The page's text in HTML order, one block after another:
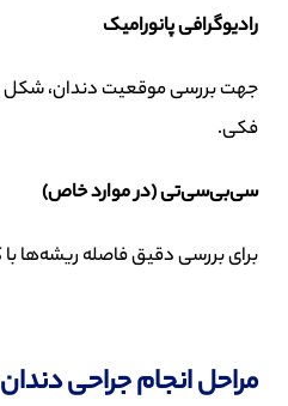
رادیوگرافی پانورامیک
جهت بررسی موقعیت دندان، شکل
فکی.
سی‌بی‌سی‌تی (در موارد خاص)
برای بررسی دقیق فاصله ریشه‌ها
مراحل انجام جراحی